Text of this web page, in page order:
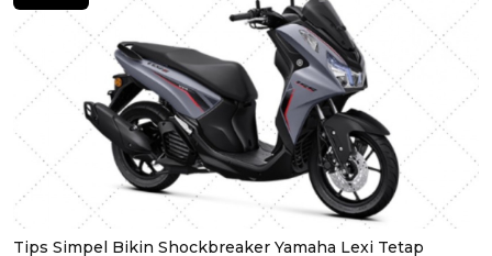
Tips Simpel Bikin Shockbreaker Yamaha Lexi Tetap